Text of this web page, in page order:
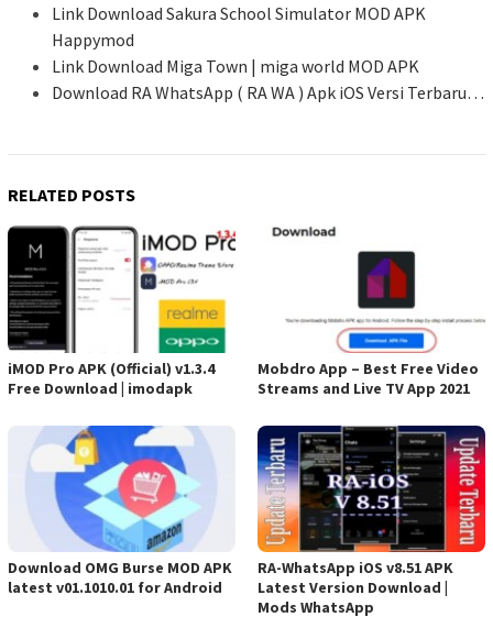
Link Download Sakura School Simulator MOD APK
Happymod
Link Download Miga Town | miga world MOD APK
Download RA WhatsApp ( RA WA ) Apk iOS Versi Terbaru…
RELATED POSTS
iMOD Pro APK (Official) v1.3.4
Free Download | imodapk
Mobdro App – Best Free Video
Streams and Live TV App 2021
Download OMG Burse MOD APK
latest v01.1010.01 for Android
RA-WhatsApp iOS v8.51 APK
Latest Version Download |
Mods WhatsApp